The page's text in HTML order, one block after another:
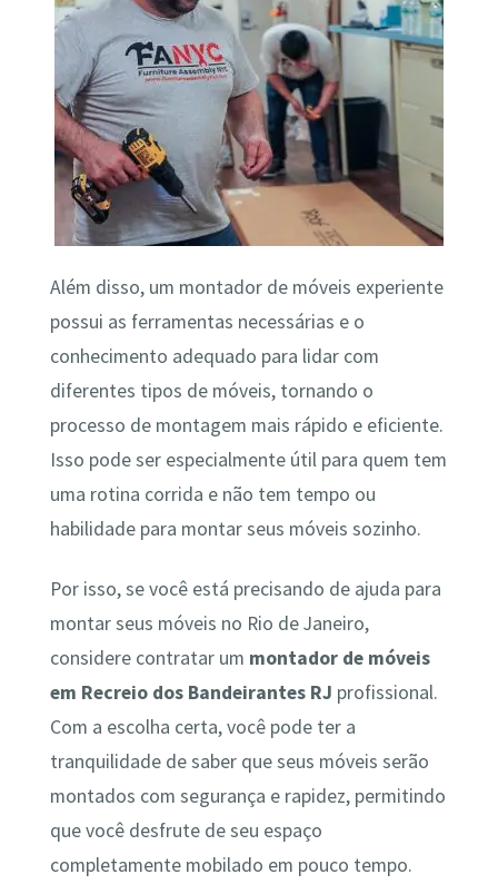
Além disso, um montador de móveis experiente
possui as ferramentas necessárias e o
conhecimento adequado para lidar com
diferentes tipos de móveis, tornando o
processo de montagem mais rápido e eficiente.
Isso pode ser especialmente útil para quem tem
uma rotina corrida e não tem tempo ou
habilidade para montar seus móveis sozinho.
Por isso, se você está precisando de ajuda para
montar seus móveis no Rio de Janeiro,
considere contratar um montador de móveis
em Recreio dos Bandeirantes RJ profissional.
Com a escolha certa, você pode ter a
tranquilidade de saber que seus móveis serão
montados com segurança e rapidez, permitindo
que você desfrute de seu espaço
completamente mobilado em pouco tempo.